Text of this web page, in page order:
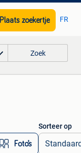
Plaats zoekertje FR
Zoek
Foto’s
Sorteer op